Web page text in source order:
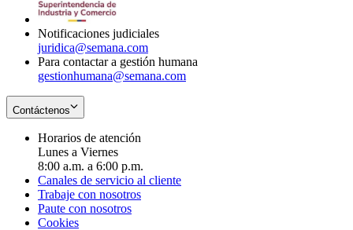
Notificaciones judiciales
juridica@semana.com
Para contactar a gestión humana
gestionhumana@semana.com
Contáctenos
Horarios de atención
Lunes a Viernes
8:00 a.m. a 6:00 p.m.
Canales de servicio al cliente
Trabaje con nosotros
Paute con nosotros
Cookies